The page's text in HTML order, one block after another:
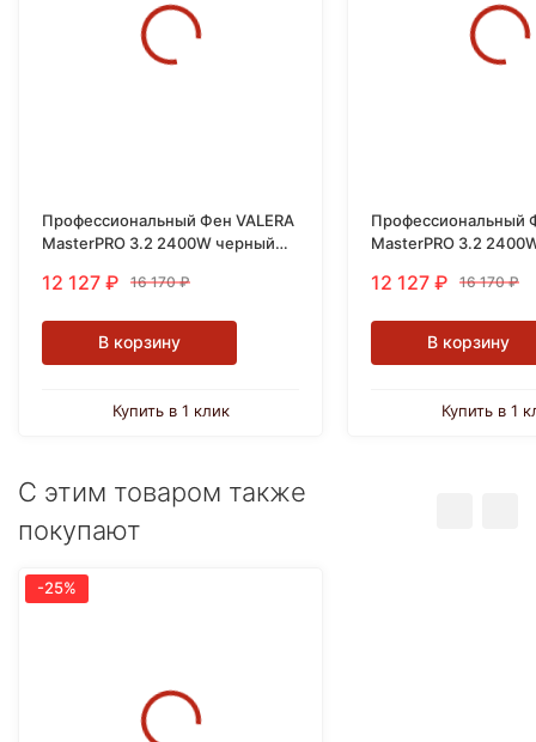
Профессиональный Фен VALERA
MasterPRO 3.2 2400W черный
12 127 ₽ 16 170₽
В корзину
Купить в 1 клик
Профессиональный
MasterPRO 3.2
PW
12 127 ₽ 16 170₽
В корзину
Купить в 1
С этим товаром также
покупают
-25%